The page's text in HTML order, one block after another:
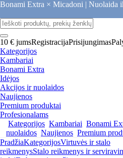
Bonami Extra × Micadoni | Nuolaida
10 € jumsRegistracijaPrisijungimas
Kategorijos
Kambariai
Bonami Extra
Idėjos
Akcijos ir nuolaidos
Naujienos
Premium produktai
Profesionalams
Kategorijos Kambariai Bonami
nuolaidos Naujienos Premium
PradžiaKategorijosVirtuvės ir stalo
reikmenysStalo reikmenys ir